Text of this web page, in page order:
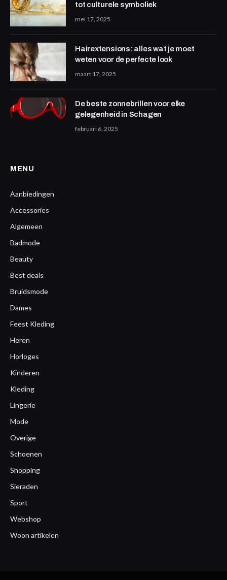
tot culturele symboliek
mei 17, 2025
Hairextensions: alles wat je moet
weten voor de perfecte look
maart 17, 2025
De beste zonnebrillen voor elke
gelegenheid in Schagen
februari 6, 2025
MENU
Aanbiedingen
Accessories
Algemeen
Badmode
Beauty
Best deals
Bruidsmode
Dames
Feest Kleding
Heren
Horloges
Kinderen
Kleding
Lingerie
Mode
Overige
Schoenen
Shopping
Sieraden
Sport
Webshop
Woon artikelen